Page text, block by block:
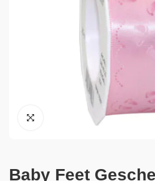
Baby Feet